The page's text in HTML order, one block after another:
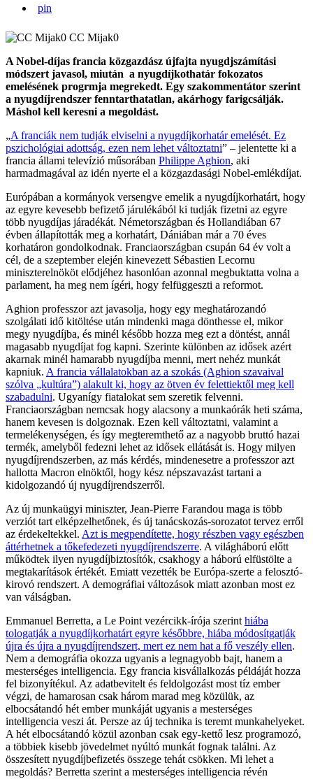
pin
CC Mijak0
A Nobel-díjas francia közgazdász újfajta nyugdjszámítási
módszert javasol, miután a nyugdíjkothatár fokozatos
emelésének progrmja megrekedt. Egy szakommentátor szerint
a nyugdíjrendszer fenntarthatatlan, akárhogy farigcsálják.
Máshol kell keresni a megoldást.
„A franciák nem tudják elviselni a nyugdíjkorhatár emelését. Ez
pszichológiai adottság, ezen nem lehet változtatni” – jelentette ki a
francia állami televízió műsorában Philippe Aghion, aki
harmadmagával az idén nyerte el a közgazdasági Nobel-emlékdíjat.
Európában a kormányok versengve emelik a nyugdíjkorhatárt, hogy
az egyre kevesebb befizető járulékából ki tudják fizetni az egyre
több nyugdíjas járadékát. Németországban és Hollandiában 67
évben állapították meg a korhatárt, Dániában már a 70 éves
korhatáron gondolkodnak. Franciaországban csupán 64 év volt a
cél, de a szeptember elején kinevezett Sébastien Lecornu
miniszterelnököt elődjéhez hasonlóan azonnal megbuktatta volna a
parlament, ha meg nem ígéri, hogy felfüggeszti a reformot.
Aghion professzor azt javasolja, hogy egy meghatározandó
szolgálati idő kitöltése után mindenki maga dönthesse el, mikor
megy nyugdíjba, és minél később hozza meg ezt a döntést, annál
magasabb nyugdíjat fog kapni. Szerinte különben az idősek azért
akarnak minél hamarabb nyugdíjba menni, mert nehéz munkát
kapniuk. A francia vállalatokban az a szokás (Aghion szavaival
szólva „kultúra”) alakult ki, hogy az ötven év felettiektől meg kell
szabadulni. Ugyanígy fiatalokat sem szeretik felvenni.
Franciaországban nemcsak hogy alacsony a munkaórák heti száma,
hanem kevesen is dolgoznak. Ezen kell változtatni, valamint a
termelékenységen, és így megteremthető az a nagyobb bruttó hazai
termék, amelyből fedezni lehet az idősek ellátását is. Hogy milyen
nyugdíjrendszerben, az más kérdés, mindenesetre a professzor azt
hallotta Macron elnöktől, hogy kész népszavazást tartani a
kidolgozandó új nyugdíjrendszerről.
Az új munkaügyi miniszter, Jean-Pierre Farandou maga is több
verziót tart elképzelhetőnek, és új tanácskozás-sorozatot tervez erről
az érdekeltekkel. Azt is megpendítette, hogy részben vagy egészben
áttérhetnek a tőkefedezeti nyugdíjrendszerre. A világháború előtt
működtek ilyen nyugdíjbiztosítók, csakhogy a háború elfüstölte a
megtakarítások értékét. Emiatt vezették be Európa-szerte a felosztó-
kirovó rendszert. A demográfiai változások miatt azonban most ez
van válságban.
Emmanuel Berretta, a Le Point vezércikk-írója szerint hiába
tologatják a nyugdíjkorhatárt egyre későbbre, hiába módosítgatják
újra és újra a nyugdíjrendszert, mert ez nem hat a fő veszély ellen.
Nem a demográfia okozza ugyanis a legnagyobb bajt, hanem a
mesterséges intelligencia. Egy francia kisvállalkozás példáját hozza
fel bizonyítékul. Az adatbevitelt és feldolgozást most tíz ember
végzi, de hamarosan csak három marad meg közülük, az
elbocsátandó hét ember munkáját ugyanis a mesterséges
intelligencia veszi át. Persze az új technika is teremt munkahelyeket.
A hét elbocsátandó közül azonban csak egy-kettő lesz programozó,
a többiek kisebb jövedelmet nyúltó munkát fognak találni. Az
összesített nyugdíjbefizetés összege tehát csökken. Mi lehet a
megoldás? Berretta szerint a mesterséges intelligencia révén